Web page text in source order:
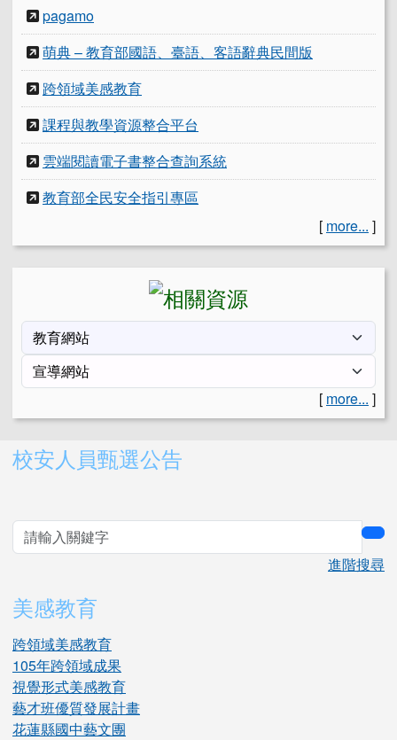
pagamo
萌典 – 教育部國語、臺語、客語辭典民間版
跨領域美感教育
課程與教學資源整合平台
雲端閱讀電子書整合查詢系統
教育部全民安全指引專區
[ more... ]
[ more... ]
右邊區域內容
校安人員甄選公告
進階搜尋
美感教育
跨領域美感教育
105年跨領域成果
視覺形式美感教育
藝才班優質發展計畫
花蓮縣國中藝文團